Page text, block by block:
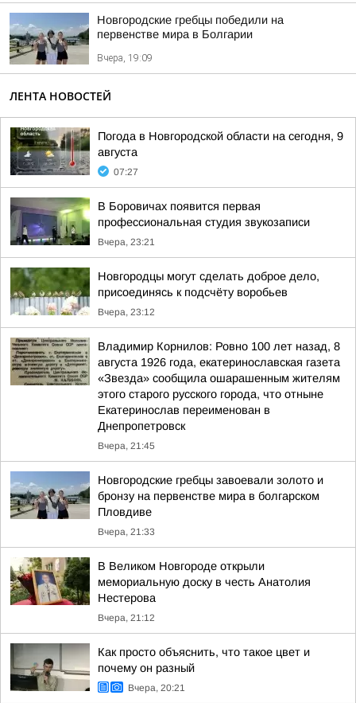
Новгородские гребцы победили на
первенстве мира в Болгарии
Вчера, 19:09
ЛЕНТА НОВОСТЕЙ
Погода в Новгородской области на сегодня, 9
августа
07:27
В Боровичах появится первая
профессиональная студия звукозаписи
Вчера, 23:21
Новгородцы могут сделать доброе дело,
присоединясь к подсчёту воробьев
Вчера, 23:12
Владимир Корнилов: Ровно 100 лет назад, 8
августа 1926 года, екатеринославская газета
«Звезда» сообщила ошарашенным жителям
этого старого русского города, что отныне
Екатеринослав переименован в
Днепропетровск
Вчера, 21:45
Новгородские гребцы завоевали золото и
бронзу на первенстве мира в болгарском
Пловдиве
Вчера, 21:33
В Великом Новгороде открыли
мемориальную доску в честь Анатолия
Нестерова
Вчера, 21:12
Как просто объяснить, что такое цвет и
почему он разный
Вчера, 20:21